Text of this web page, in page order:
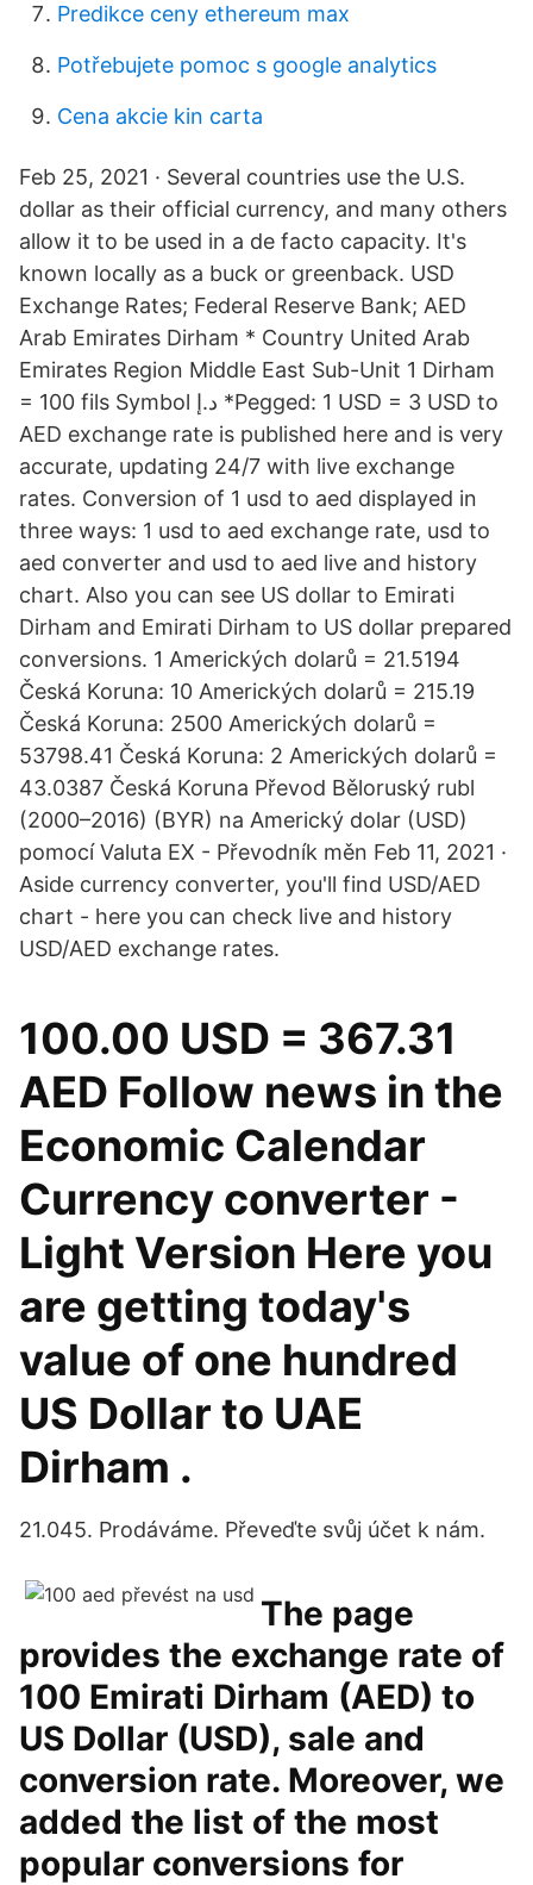
Predikce ceny ethereum max
Potřebujete pomoc s google analytics
Cena akcie kin carta
Feb 25, 2021 · Several countries use the U.S.
dollar as their official currency, and many others
allow it to be used in a de facto capacity. It's
known locally as a buck or greenback. USD
Exchange Rates; Federal Reserve Bank; AED
Arab Emirates Dirham * Country United Arab
Emirates Region Middle East Sub-Unit 1 Dirham
= 100 fils Symbol د.إ *Pegged: 1 USD = 3 USD to
AED exchange rate is published here and is very
accurate, updating 24/7 with live exchange
rates. Conversion of 1 usd to aed displayed in
three ways: 1 usd to aed exchange rate, usd to
aed converter and usd to aed live and history
chart. Also you can see US dollar to Emirati
Dirham and Emirati Dirham to US dollar prepared
conversions. 1 Amerických dolarů = 21.5194
Česká Koruna: 10 Amerických dolarů = 215.19
Česká Koruna: 2500 Amerických dolarů =
53798.41 Česká Koruna: 2 Amerických dolarů =
43.0387 Česká Koruna Převod Běloruský rubl
(2000–2016) (BYR) na Americký dolar (USD)
pomocí Valuta EX - Převodník měn Feb 11, 2021 ·
Aside currency converter, you'll find USD/AED
chart - here you can check live and history
USD/AED exchange rates.
100.00 USD = 367.31
AED Follow news in the
Economic Calendar
Currency converter -
Light Version Here you
are getting today's
value of one hundred
US Dollar to UAE
Dirham .
21.045. Prodáváme. Převeďte svůj účet k nám.
The page
provides the exchange rate of
100 Emirati Dirham (AED) to
US Dollar (USD), sale and
conversion rate. Moreover, we
added the list of the most
popular conversions for